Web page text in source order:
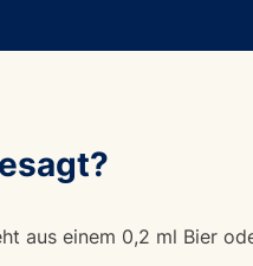
aus einem 0,2 ml Bier